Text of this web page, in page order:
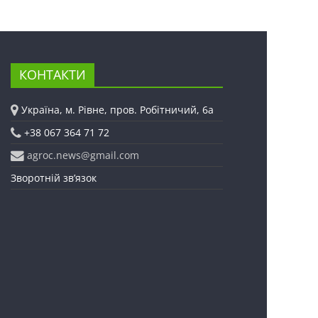
КОНТАКТИ
Україна, м. Рівне, пров. Робітничий, 6а
+38 067 364 71 72
agroc.news@gmail.com
Зворотній зв’язок